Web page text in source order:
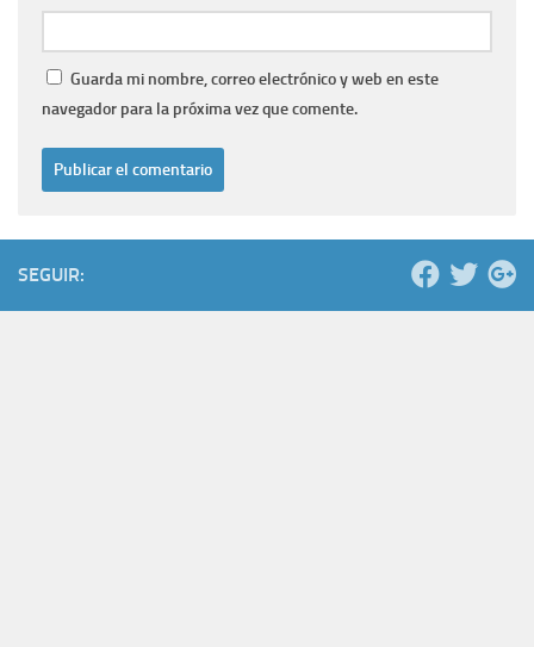
Guarda mi nombre, correo electrónico y web en este
navegador para la próxima vez que comente.
SEGUIR: